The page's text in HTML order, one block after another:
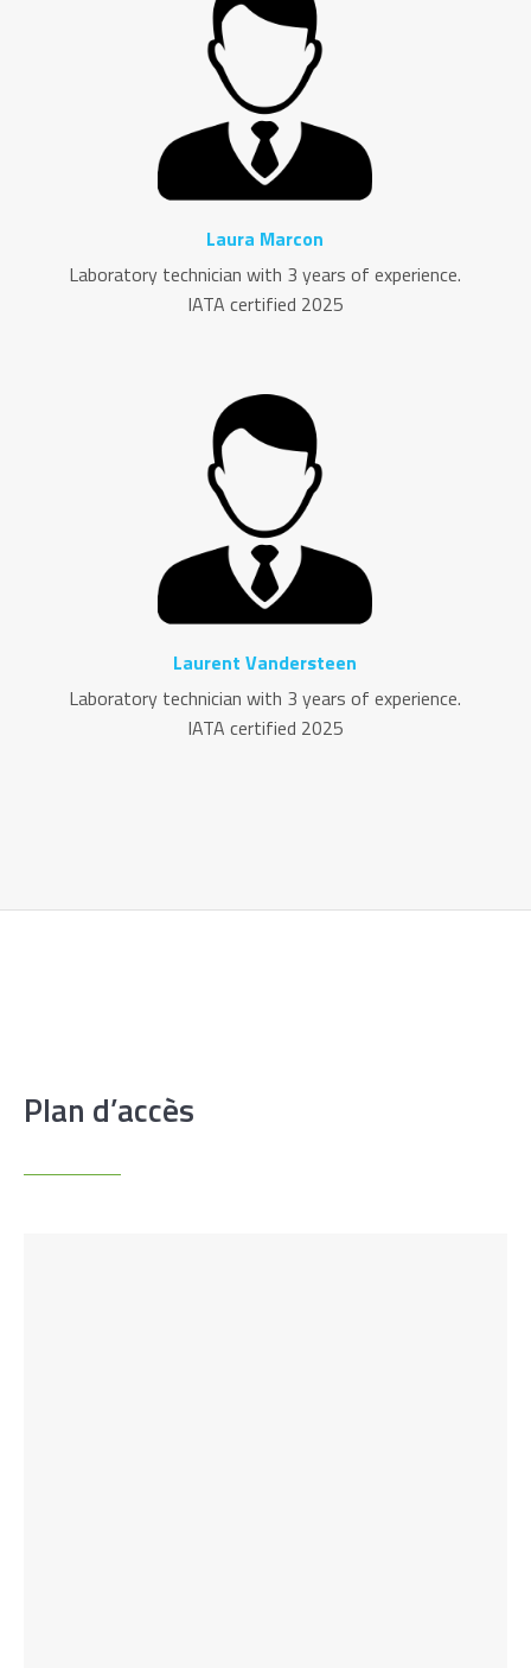
Laura Marcon
Laboratory technician with 3 years of experience.
IATA certified 2025
Laurent Vandersteen
Laboratory technician with 3 years of experience.
IATA certified 2025
Plan d’accès